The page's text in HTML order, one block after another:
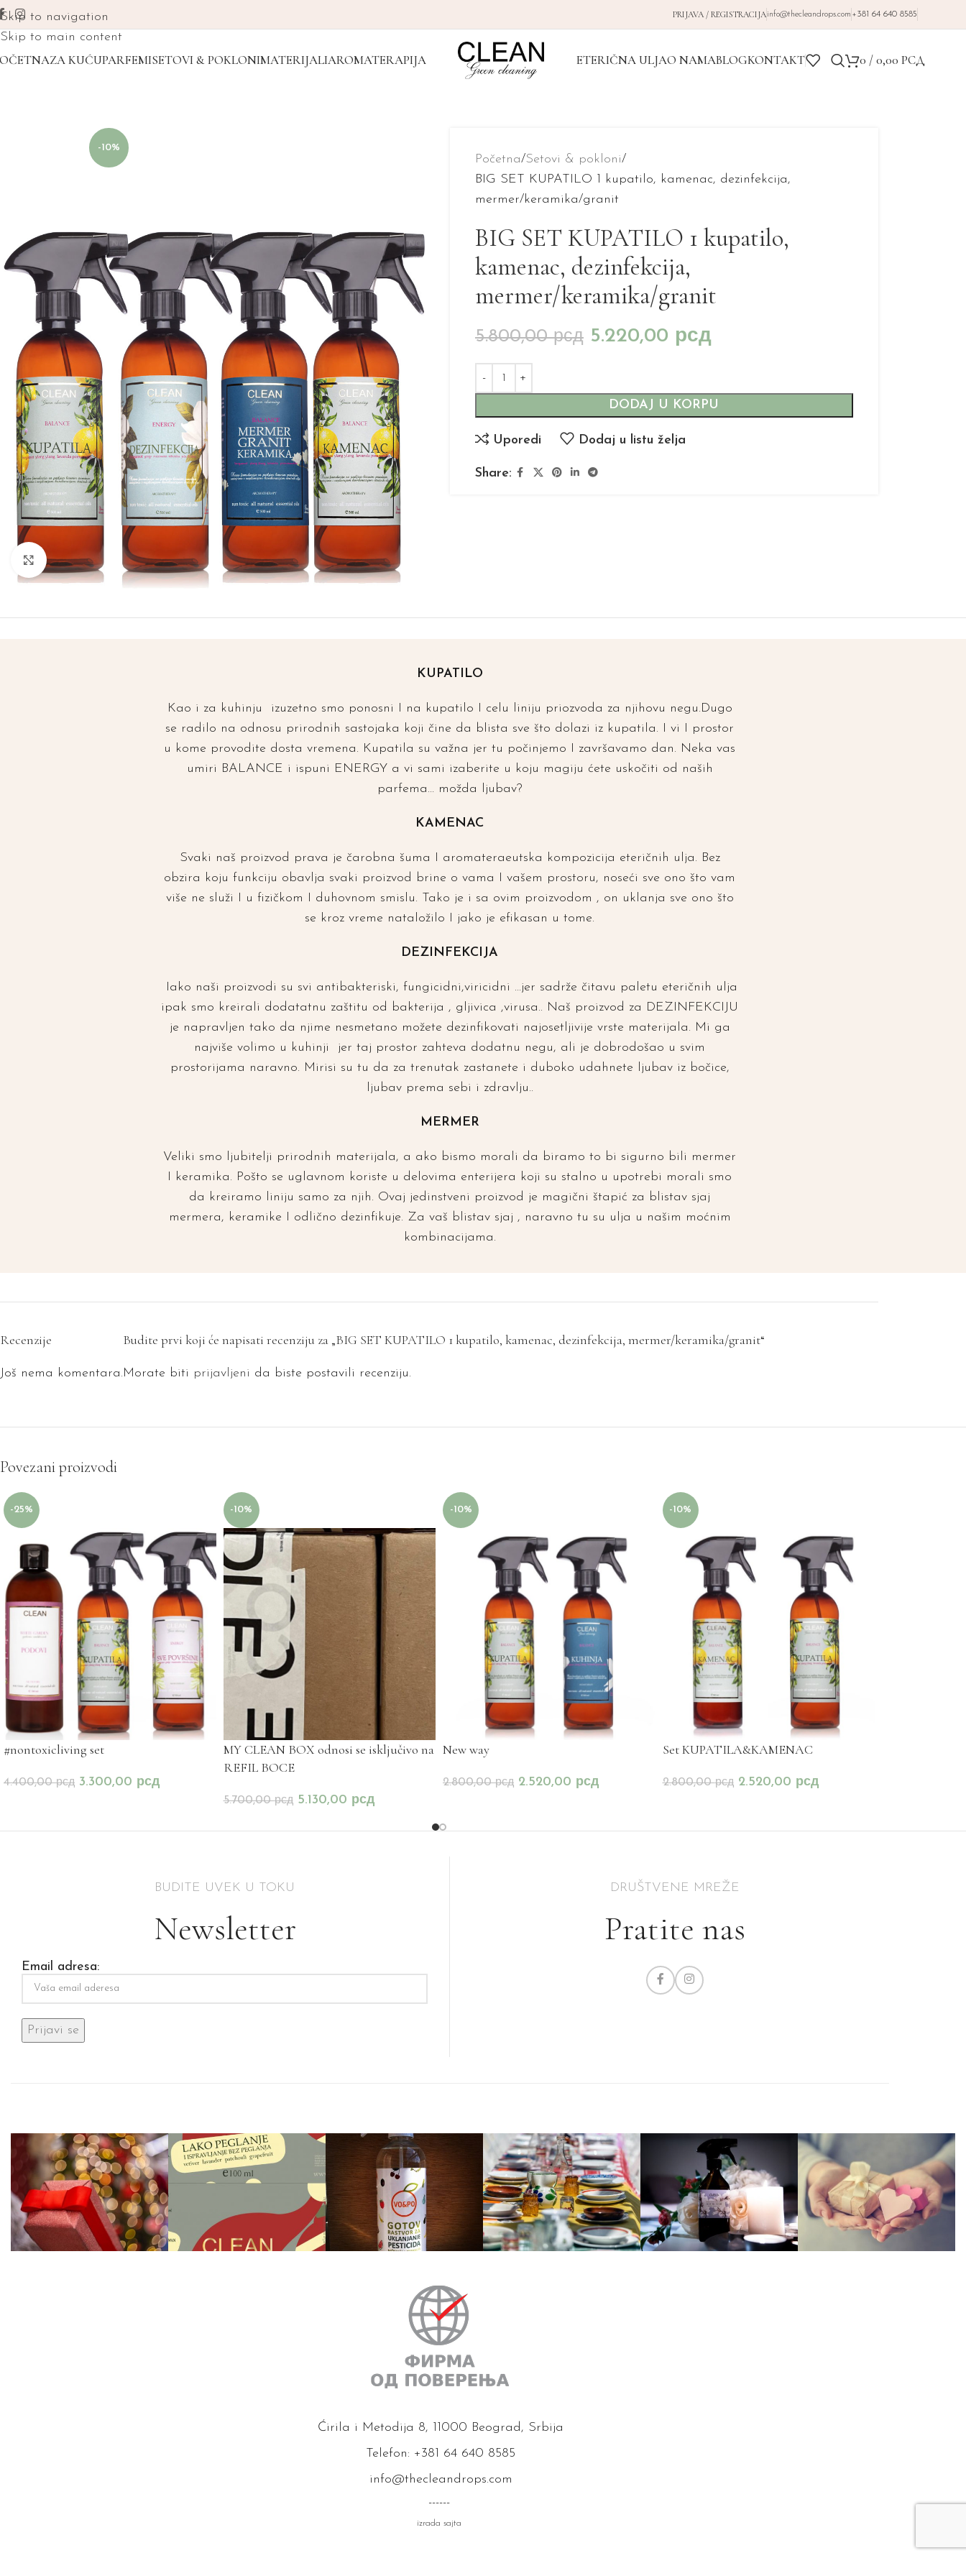
Skip to navigation
Skip to main content
PRIJAVA / REGISTRACIJAinfo@thecleandrops.com +381 64 640 8585
ZA KUĆUPARFEMISETOVI & POKLONIMATERIJALIAROMATERAPIJA ETERIČNA ULJAO NAMABLOGKONTAKT 0 / 0,00 РСД
-10%
Kliknite za uvećanje
Početna Setovi & pokloni
BIG SET KUPATILO 1 kupatilo, kamenac, dezinfekcija,
mermer/keramika/granit
BIG SET KUPATILO 1 kupatilo,
kamenac, dezinfekcija,
mermer/keramika/granit
5.800,00рсд 5.220,00 рсд
DODAJ U KORPU
Uporedi Dodaj u listu želja
Share:
KUPATILO
Kao i za kuhinju izuzetno smo ponosni I na kupatilo I celu liniju priozvoda za njihovu negu.Dugo
se radilo na odnosu prirodnih sastojaka koji čine da blista sve što dolazi iz kupatila. I vi I prostor
u kome provodite dosta vremena. Kupatila su važna jer tu počinjemo I završavamo dan. Neka vas
umiri BALANCE i ispuni ENERGY a vi sami izaberite u koju magiju ćete uskočiti od naših
parfema… možda ljubav?
KAMENAC
Svaki naš proizvod prava je čarobna šuma I aromateraeutska kompozicija eteričnih ulja. Bez
obzira koju funkciju obavlja svaki proizvod brine o vama I vašem prostoru, noseći sve ono što vam
više ne služi I u fizičkom I duhovnom smislu. Tako je i sa ovim proizvodom , on uklanja sve ono što
se kroz vreme nataložilo I jako je efikasan u tome.
DEZINFEKCIJA
Iako naši proizvodi su svi antibakteriski, fungicidni,viricidni …jer sadrže čitavu paletu eteričnih ulja
ipak smo kreirali dodatatnu zaštitu od bakterija , gljivica ,virusa.. Naš proizvod za DEZINFEKCIJU
je napravljen tako da njime nesmetano možete dezinfikovati najosetljivije vrste materijala. Mi ga
najviše volimo u kuhinji jer taj prostor zahteva dodatnu negu, ali je dobrodošao u svim
prostorijama naravno. Mirisi su tu da za trenutak zastanete i duboko udahnete ljubav iz bočice,
ljubav prema sebi i zdravlju..
MERMER
Veliki smo ljubitelji prirodnih materijala, a ako bismo morali da biramo to bi sigurno bili mermer
I keramika. Pošto se uglavnom koriste u delovima enterijera koji su stalno u upotrebi morali smo
da kreiramo liniju samo za njih. Ovaj jedinstveni proizvod je magični štapić za blistav sjaj
mermera, keramike I odlično dezinfikuje. Za vaš blistav sjaj , naravno tu su ulja u našim moćnim
kombinacijama.
Recenzije
Još nema komentara.
Budite prvi koji će napisati recenziju za „BIG SET KUPATILO 1 kupatilo, kamenac, dezinfekcija, mermer/keramika/granit“
Morate biti prijavljeni da biste postavili recenziju.
Povezani proizvodi
-25%
#nontoxicliving set
4.400,00рсд 3.300,00 рсд
-10%
MY CLEAN BOX odnosi se isključivo na
REFIL BOCE
5.700,00рсд 5.130,00 рсд
-10%
New way
2.800,00рсд 2.520,00 рсд
-10%
Set KUPATILA&KAMENAC
2.800,00рсд 2.520,00 рсд
BUDITE UVEK U TOKU
Newsletter
Email adresa:
DRUŠTVENE MREŽE
Pratite nas
Ćirila i Metodija 8, 11000 Beograd, Srbija
Telefon: +381 64 640 8585
info@thecleandrops.com
------
izrada sajta